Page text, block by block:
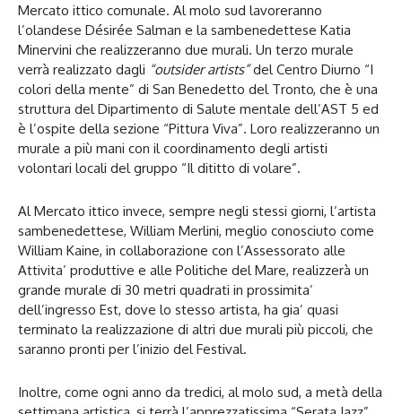
Mercato ittico comunale. Al molo sud lavoreranno
l’olandese Désirée Salman e la sambenedettese Katia
Minervini che realizzeranno due murali. Un terzo murale
verrà realizzato dagli “outsider artists”del Centro Diurno “I
colori della mente” di San Benedetto del Tronto, che è una
struttura del Dipartimento di Salute mentale dell’AST 5 ed
è l’ospite della sezione “Pittura Viva”. Loro realizzeranno un
murale a più mani con il coordinamento degli artisti
volontari locali del gruppo “Il dititto di volare”.
Al Mercato ittico invece, sempre negli stessi giorni, l’artista
sambenedettese, William Merlini, meglio conosciuto come
William Kaine, in collaborazione con l’Assessorato alle
Attivita’ produttive e alle Politiche del Mare, realizzerà un
grande murale di 30 metri quadrati in prossimita’
dell’ingresso Est, dove lo stesso artista, ha gia’ quasi
terminato la realizzazione di altri due murali più piccoli, che
saranno pronti per l’inizio del Festival.
Inoltre, come ogni anno da tredici, al molo sud, a metà della